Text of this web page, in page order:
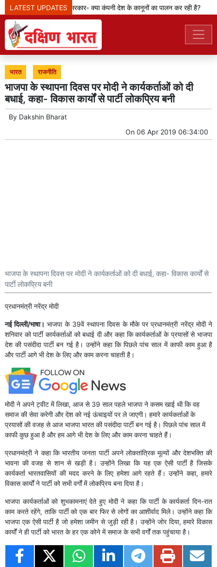
LATEST UPDATES
मेटा टीम से पूछ रही सरकार- क्या कंपनी देश के कानूनों का पालन कर रही है?
भारत राजनीति
भाजपा के स्थापना दिवस पर मोदी ने कार्यकर्ताओं को दी
बधाई, कहा- विकास कार्यों से पार्टी लोकप्रिय बनी
By Dakshin Bharat
On 06 Apr 2019 06:34:00
भाजपा के स्थापना दिवस पर मोदी ने कार्यकर्ताओं को दी बधाई, कहा- विकास कार्यों से
पार्टी लोकप्रिय बनी
प्रधानमंत्री नरेंद्र मोदी
नई दिल्ली/भाषा। भाजपा के 39वें स्थापना दिवस के मौके पर प्रधानमंत्री नरेंद्र मोदी ने
शनिवार को पार्टी कार्यकर्ताओं को बधाई दी और कहा कि कार्यकर्ताओं के प्रयासों से भाजपा
देश की पसंदीदा पार्टी बन गई है। उन्होंने कहा कि पिछले पांच साल में काफी काम हुआ है
और पार्टी आगे भी देश के लिए और काम करना चाहती है।
मोदी ने अपने ट्वीट में लिखा, आज से 39 साल पहले भाजपा ने कसम खाई थी कि वह
समाज की सेवा करेगी और देश को नई ऊंचाइयों पर ले जाएगी। हमारे कार्यकर्ताओं के
प्रयासों की वजह से आज भाजपा भारत की पसंदीदा पार्टी बन गई है। पिछले पांच साल में
काफी कुछ हुआ है और हम आगे भी देश के लिए और काम करना चाहते हैं।
प्रधानमंत्री ने कहा कि भारतीय जनता पार्टी अपने लोकतांत्रिक मूल्यों और देशभक्ति की
भावना की वजह से शान से खड़ी है। उन्होंने लिखा कि यह एक ऐसी पार्टी है जिसके
कार्यकर्ता भारतवासियों की मदद करने के लिए हमेशा आगे रहते हैं। उन्होंने कहा, हमारे
विकास कार्यों ने पार्टी को सभी वर्गों में लोकप्रिय बना दिया है।
भाजपा कार्यकर्ताओं को शुभकामनाएं देते हुए मोदी ने कहा कि पार्टी के कार्यकर्ता दिन-रात
काम करते रहेंगे, ताकि पार्टी को एक बार फिर से लोगों का आशीर्वाद मिले। उन्होंने कहा कि
भाजपा एक ऐसी पार्टी है जो हमेशा जमीन से जुड़ी रही है। उन्होंने जोर दिया, हमारे विकास
कार्यों ने ही पार्टी को भारत के हर एक कोने में समाज के सभी वर्गों तक पहुंचाया है।